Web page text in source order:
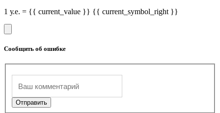
1 у.е. = {{ current_value }} {{ current_symbol_right }}
Сообщить об ошибке